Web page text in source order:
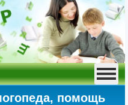
помощь